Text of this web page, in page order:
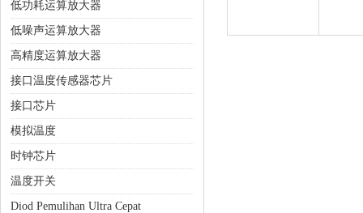
低功耗运算放大器
低噪声运算放大器
高精度运算放大器
接口温度传感器芯片
接口芯片
模拟温度
时钟芯片
温度开关
Diod Pemulihan Ultra Cepat